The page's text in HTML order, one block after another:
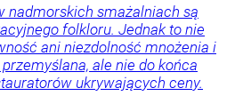
nadmorskich smażalniach są
folkloru. Jednak to nie
ani niezdolność mnożenia i
ale nie do końca
ukrywających ceny.